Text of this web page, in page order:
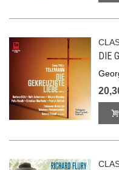
DIE